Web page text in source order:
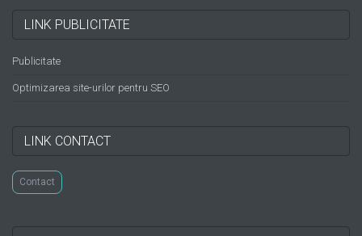
LINK PUBLICITATE
Publicitate
Optimizarea site-urilor pentru SEO
LINK CONTACT
Contact